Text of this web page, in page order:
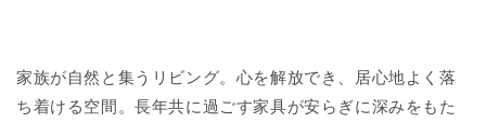
家族が自然と集うリビング。心を解放でき、居心地よく落
ち着ける空間。長年共に過ごす家具が安らぎに深みをもた